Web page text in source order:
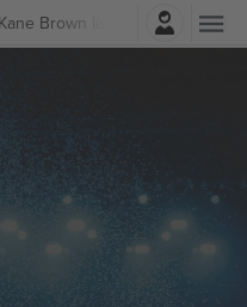
Brown lístkov
Prihlásenie